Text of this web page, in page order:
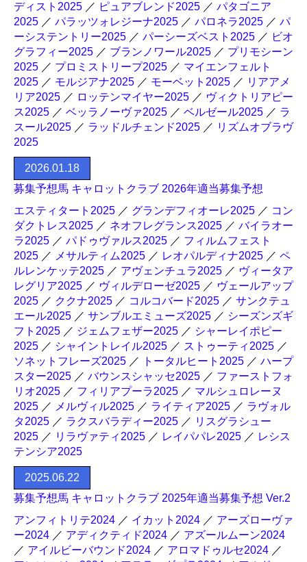
ディスト2025 ／ ピュアブレンド2025 ／ パタゴニア
2025 ／ パラッツォレジーナ2025 ／ パロネラ2025 ／ パ
ーシステントリー2025 ／ パーシーズベスト2025 ／ ビオ
グラフィー2025 ／ ブランノワール2025 ／ プリモシーン
2025 ／ プロミストリープ2025 ／ マイエンフェルト
2025 ／ モルジアナ2025 ／ モーベット2025 ／ リアアメ
リア2025 ／ ロッテンマイヤー2025 ／ ヴィクトリアピー
ス2025 ／ ベッラノーヴァ2025 ／ ベルゼール2025 ／ ラ
スール2025 ／ ラッドルチェンド2025 ／ リズムオブラヴ
2025
2026.01.18
募集予想馬 キャロットクラブ 2026年適当募集予想
エスティタート2025 ／ グランデフィオーレ2025 ／ コン
ダクトレス2025 ／ ネオフレグランス2025 ／ バイラオー
ラ2025 ／ パドゥヴァルス2025 ／ フィルムフェスト
2025 ／ メサルティム2025 ／ レオパルディナ2025 ／ ペ
ルレンケッテ2025 ／ アヴェンチュラ2025 ／ ヴィータア
レグリア2025 ／ ヴィルデローゼ2025 ／ ヴェールアップ
2025 ／ ククナ2025 ／ コルコバード2025 ／ サンクテュ
エール2025 ／ サンブルエミューズ2025 ／ シーズンズギ
フト2025 ／ ジェムフェザー2025 ／ シャーレイポピー
2025 ／ シャイントレイル2025 ／ ストゥーティ2025 ／
ソネットフレーズ2025 ／ トータルヒート2025 ／ ハープ
スター2025 ／ バウンスシャッセ2025 ／ ファーストフォ
リオ2025 ／ フィリアプーラ2025 ／ マルシュロレーヌ
2025 ／ メルヴィル2025 ／ ライティア2025 ／ ラヴォル
タ2025 ／ ラクスバラディー2025 ／ リスグラシュー
2025 ／ リラヴァティ2025 ／ レイパパレ2025 ／ レシス
テンシア2025
2025.06.22
募集予想馬 キャロットクラブ 2025年適当募集予想 Ver.2
アンフィトリテ2024 ／ イカット2024 ／ アーズローヴァ
ー2024 ／ アディクティド2024 ／ アズールムーン2024
／ アイルビーバウンド2024 ／ アロマドゥルセ2024 ／